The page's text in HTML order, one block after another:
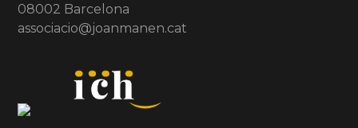
08002 Barcelona
associacio@joanmanen.cat